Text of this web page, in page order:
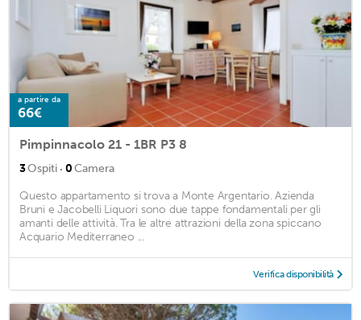
a partire da
66€
Pimpinnacolo 21 - 1BR P3 8
3Ospiti · 0Camera
Questo appartamento si trova a Monte Argentario. Azienda
Bruni e Jacobelli Liquori sono due tappe fondamentali per gli
amanti delle attività. Tra le altre attrazioni della zona spiccano
Acquario Mediterraneo ...
Verifica disponibilità